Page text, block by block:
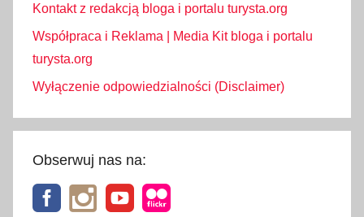
Kontakt z redakcją bloga i portalu turysta.org
Współpraca i Reklama | Media Kit bloga i portalu
turysta.org
Wyłączenie odpowiedzialności (Disclaimer)
Obserwuj nas na: